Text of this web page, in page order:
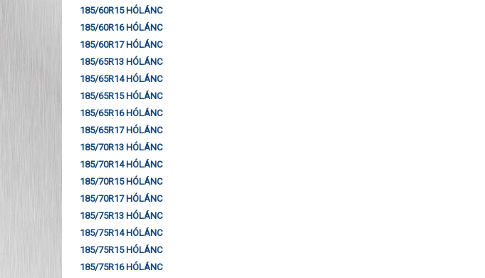
185/60R15 HÓLÁNC
185/60R16 HÓLÁNC
185/60R17 HÓLÁNC
185/65R13 HÓLÁNC
185/65R14 HÓLÁNC
185/65R15 HÓLÁNC
185/65R16 HÓLÁNC
185/65R17 HÓLÁNC
185/70R13 HÓLÁNC
185/70R14 HÓLÁNC
185/70R15 HÓLÁNC
185/70R17 HÓLÁNC
185/75R13 HÓLÁNC
185/75R14 HÓLÁNC
185/75R15 HÓLÁNC
185/75R16 HÓLÁNC